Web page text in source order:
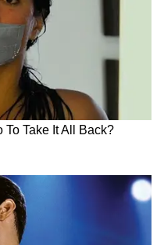
खास रोल प्ले करते नजर
और वेब सीरीज में नजर
7 करोड़ रुपए फीस ली